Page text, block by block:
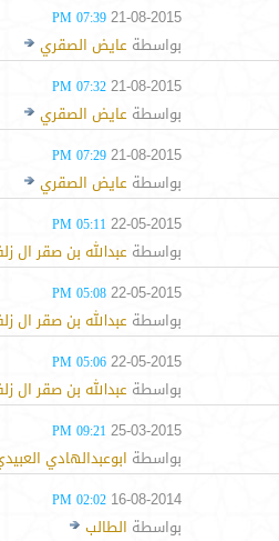
21-08-2015
07:39 PM
بواسطةعايض الصقري
21-08-2015
07:32 PM
بواسطةعايض الصقري
21-08-2015
07:29 PM
بواسطةعايض الصقري
22-05-2015
05:11 PM
بواسطةعبدالله بن صقر ال
22-05-2015
05:08 PM
بواسطةعبدالله بن صقر ال
22-05-2015
05:06 PM
بواسطةعبدالله بن صقر ال
25-03-2015
09:21 PM
بواسطة ابوعبدالهادي
16-08-2014
02:02 PM
بواسطة الطالب